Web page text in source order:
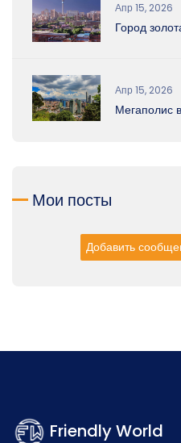
Апр 15, 2026
Город
Апр 15, 2026
Мегаполис
Мои посты
Добавить
Friendly World